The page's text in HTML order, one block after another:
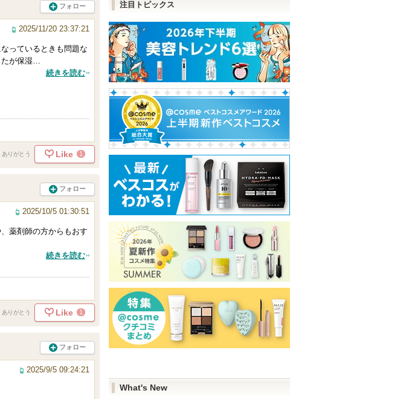
フォロー
2025/11/20 23:37:21
っているときも問題な
が保湿…
続きを読む
りがとう Like 1
フォロー
2025/10/5 01:30:51
薬剤師の方からもおす
続きを読む
りがとう Like 1
フォロー
2025/9/5 09:24:21
注目トピックス
What's New